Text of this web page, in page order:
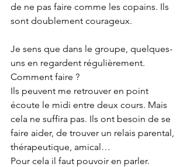
de ne pas faire comme les copains. Ils
sont doublement courageux.
Je sens que dans le groupe, quelques-
uns en regardent régulièrement.
Comment faire ?
Ils peuvent me retrouver en point
écoute le midi entre deux cours. Mais
cela ne suffira pas. Ils ont besoin de se
faire aider, de trouver un relais parental,
thérapeutique, amical…
Pour cela il faut pouvoir en parler.